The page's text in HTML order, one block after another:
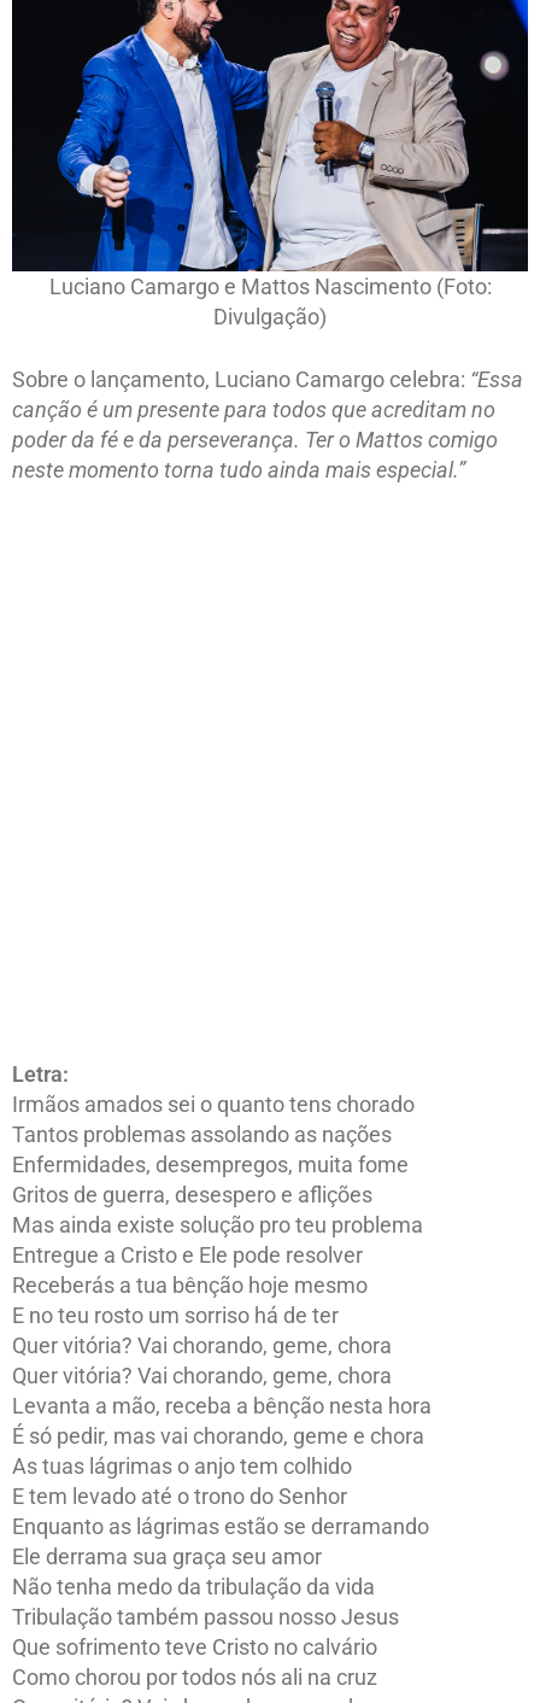
Luciano Camargo e Mattos Nascimento (Foto:
Divulgação)
Sobre o lançamento, Luciano Camargo celebra: “Essa
canção é um presente para todos que acreditam no
poder da fé e da perseverança. Ter o Mattos comigo
neste momento torna tudo ainda mais especial.”
Letra:
Irmãos amados sei o quanto tens chorado
Tantos problemas assolando as nações
Enfermidades, desempregos, muita fome
Gritos de guerra, desespero e aflições
Mas ainda existe solução pro teu problema
Entregue a Cristo e Ele pode resolver
Receberás a tua bênção hoje mesmo
E no teu rosto um sorriso há de ter
Quer vitória? Vai chorando, geme, chora
Quer vitória? Vai chorando, geme, chora
Levanta a mão, receba a bênção nesta hora
É só pedir, mas vai chorando, geme e chora
As tuas lágrimas o anjo tem colhido
E tem levado até o trono do Senhor
Enquanto as lágrimas estão se derramando
Ele derrama sua graça seu amor
Não tenha medo da tribulação da vida
Tribulação também passou nosso Jesus
Que sofrimento teve Cristo no calvário
Como chorou por todos nós ali na cruz